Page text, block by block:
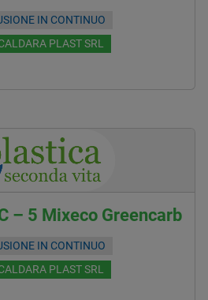
IN CONTINUO
PLAST SRL
– 5 Mixeco Greencarb
IN CONTINUO
PLAST SRL